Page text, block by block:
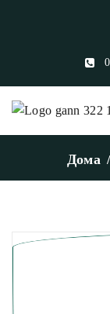
Дома